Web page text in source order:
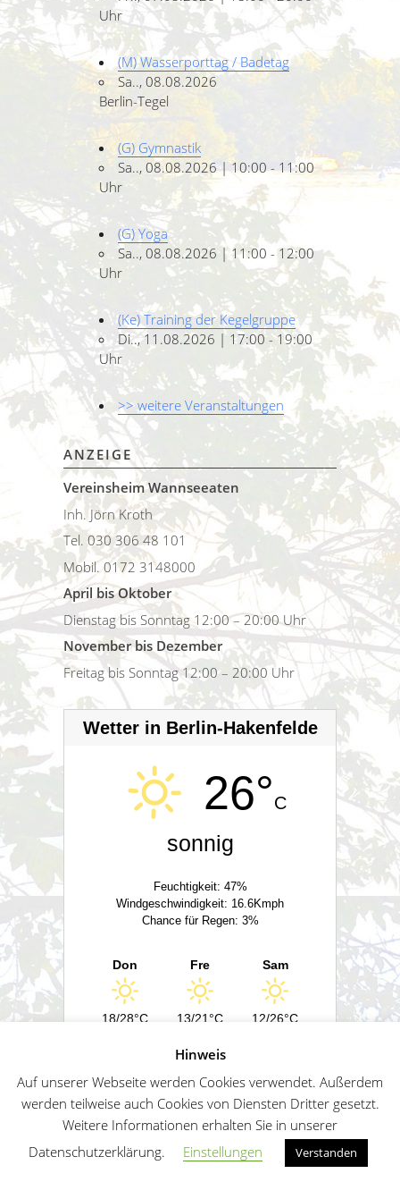
Uhr
(M) Wasserporttag / Badetag
Sa.., 08.08.2026
Berlin-Tegel
(G) Gymnastik
Sa.., 08.08.2026 | 10:00 - 11:00
Uhr
(G) Yoga
Sa.., 08.08.2026 | 11:00 - 12:00
Uhr
(Ke) Training der Kegelgruppe
Di.., 11.08.2026 | 17:00 - 19:00
Uhr
>> weitere Veranstaltungen
ANZEIGE
Vereinsheim Wannseeaten
Inh. Jörn Kroth
Tel. 030 306 48 101
Mobil. 0172 3148000
April bis Oktober
Dienstag bis Sonntag 12:00 – 20:00 Uhr
November bis Dezember
Freitag bis Sonntag 12:00 – 20:00 Uhr
Wetter in Berlin-Hakenfelde
26°C
sonnig
Feuchtigkeit: 47%
Windgeschwindigkeit: 16.6Kmph
Chance für Regen: 3%
Don
18/28°C
Fre
13/21°C
Sam
12/26°C
Impressum Datenschutz Sitemap German
Penguin WordPress Theme kreiert von WPZOO
Hinweis
Auf unserer Webseite werden Cookies verwendet. Außerdem
werden teilweise auch Cookies von Diensten Dritter gesetzt.
Weitere Informationen erhalten Sie in unserer
Datenschutzerklärung.
Einstellungen Verstanden